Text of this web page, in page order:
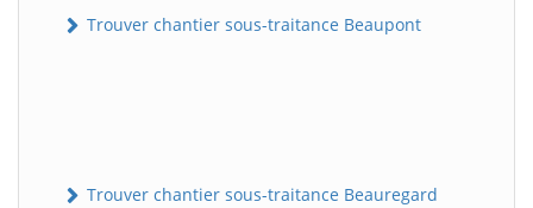
Trouver chantier sous-traitance Beaupont
Trouver chantier sous-traitance Beauregard